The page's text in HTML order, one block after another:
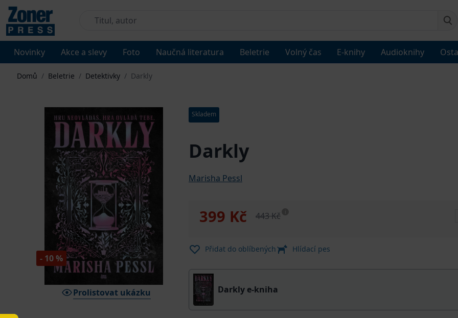
Novinky Akce a slevy Foto Naučná literatura Beletrie Volný čas E-knihy Audioknihy
Domů / Beletrie / Detektivky / Darkly
- 10 %
Prolistovat ukázku
Skladem
Darkly
Marisha Pessl
399 Kč 443 Kč
Přidat do oblíbených Hlídací pes
Darkly e-kniha